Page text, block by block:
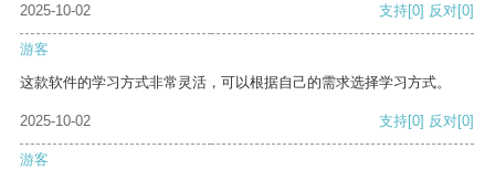
2025-10-02
支持[0] 反对[0]
游客
这款软件的学习方式非常灵活，可以根据自己的需求选择学习方式。
2025-10-02 支持[0] 反对[0]
游客